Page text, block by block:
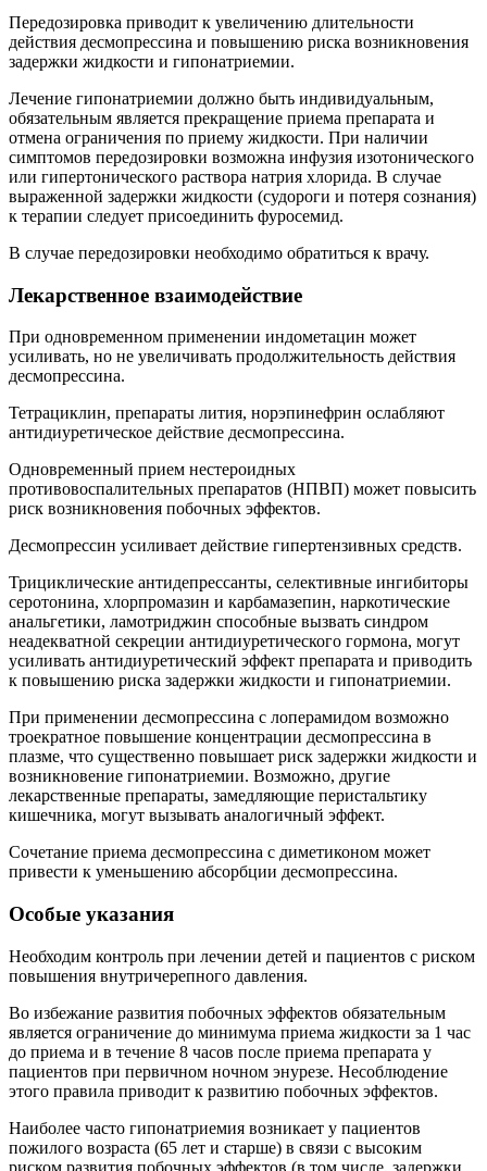
Передозировка приводит к увеличению длительности
действия десмопрессина и повышению риска возникновения
задержки жидкости и гипонатриемии.
Лечение гипонатриемии должно быть индивидуальным,
обязательным является прекращение приема препарата и
отмена ограничения по приему жидкости. При наличии
симптомов передозировки возможна инфузия изотонического
или гипертонического раствора натрия хлорида. В случае
выраженной задержки жидкости (судороги и потеря сознания)
к терапии следует присоединить фуросемид.
В случае передозировки необходимо обратиться к врачу.
Лекарственное взаимодействие
При одновременном применении индометацин может
усиливать, но не увеличивать продолжительность действия
десмопрессина.
Тетрациклин, препараты лития, норэпинефрин ослабляют
антидиуретическое действие десмопрессина.
Одновременный прием нестероидных
противовоспалительных препаратов (НПВП) может повысить
риск возникновения побочных эффектов.
Десмопрессин усиливает действие гипертензивных средств.
Трициклические антидепрессанты, селективные ингибиторы
серотонина, хлорпромазин и карбамазепин, наркотические
анальгетики, ламотриджин способные вызвать синдром
неадекватной секреции антидиуретического гормона, могут
усиливать антидиуретический эффект препарата и приводить
к повышению риска задержки жидкости и гипонатриемии.
При применении десмопрессина с лоперамидом возможно
троекратное повышение концентрации десмопрессина в
плазме, что существенно повышает риск задержки жидкости и
возникновение гипонатриемии. Возможно, другие
лекарственные препараты, замедляющие перистальтику
кишечника, могут вызывать аналогичный эффект.
Сочетание приема десмопрессина с диметиконом может
привести к уменьшению абсорбции десмопрессина.
Особые указания
Необходим контроль при лечении детей и пациентов с риском
повышения внутричерепного давления.
Во избежание развития побочных эффектов обязательным
является ограничение до минимума приема жидкости за 1 час
до приема и в течение 8 часов после приема препарата у
пациентов при первичном ночном энурезе. Несоблюдение
этого правила приводит к развитию побочных эффектов.
Наиболее часто гипонатриемия возникает у пациентов
пожилого возраста (65 лет и старше) в связи с высоким
риском развития побочных эффектов (в том числе, задержки